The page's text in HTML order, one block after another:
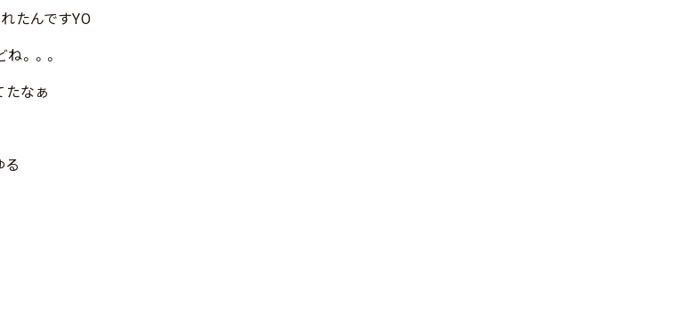
たんですYO
。。。
たなぁ
る